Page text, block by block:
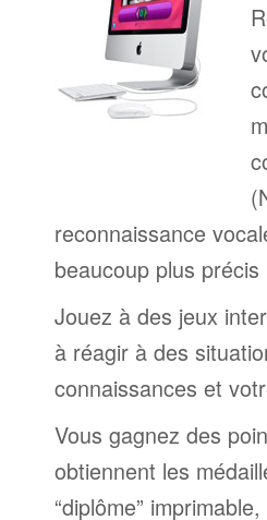
reconnaissance
beaucoup plus précis
Jouez à des jeux
à réagir à des
connaissances et
Vous gagnez des
obtiennent les
“diplôme”